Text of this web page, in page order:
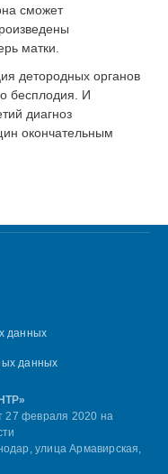
сможет
матки.
детородных органов
бесплодия. И
диагноз
окончательным
данных
данных
27 февраля 2020 на
улица Армавирская,